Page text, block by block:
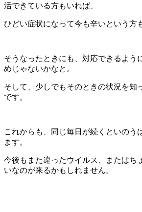
活できている方もいれば、
ひどい症状になって今も辛いという方
そうなったときにも、対応できるよう
めじゃないかなと。
そして、少しでもそのときの状況を知
です。
これからも、同じ毎日が続くといのう
ます。
今後もまた違ったウイルス、またはち
いなのが来るかもしれません。